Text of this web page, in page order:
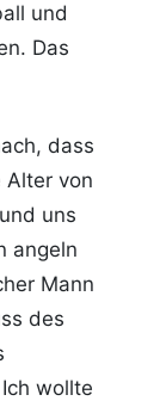
und
Das
dass
Alter von
uns
angeln
Mann
des
wollte